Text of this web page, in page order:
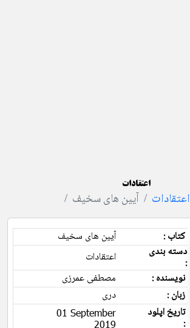
اعتقادات
اعتقادات آیین های سخیف
کتاب :
آیین های سخیف
دسته بندی
:
اعتقادات
نویسنده :
مصطفی عمرزی
زبان :
دری
تاریخ اپلود
:
01 September
2019